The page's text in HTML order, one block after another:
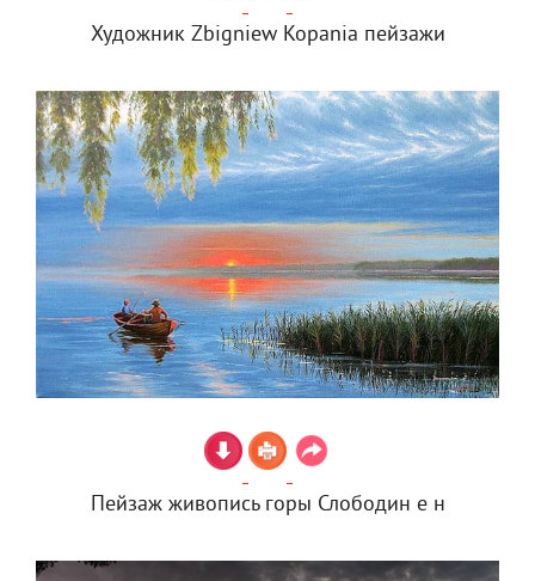
Художник Zbigniew Kopania пейзажи
Пейзаж живопись горы Слободин е н